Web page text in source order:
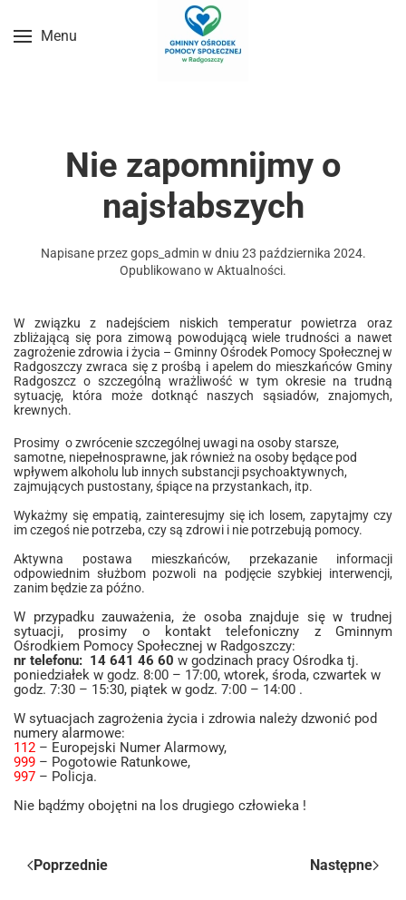
Przejdź do treści głównej
Menu
Nie zapomnijmy o
najsłabszych
Napisane przezgops_admin w dniu 23 października 2024.
Opublikowano w Aktualności.
W związku z nadejściem niskich temperatur powietrza oraz
zbliżającą się pora zimową powodującą wiele trudności a nawet
zagrożenie zdrowia i życia – Gminny Ośrodek Pomocy Społecznej w
Radgoszczy zwraca się z prośbą i apelem do mieszkańców Gminy
Radgoszcz o szczególną wrażliwość w tym okresie na trudną
sytuację, która może dotknąć naszych sąsiadów, znajomych,
krewnych.
Prosimy o zwrócenie szczególnej uwagi na osoby starsze,
samotne, niepełnosprawne, jak również na osoby będące pod
wpływem alkoholu lub innych substancji psychoaktywnych,
zajmujących pustostany, śpiące na przystankach, itp.
Wykażmy się empatią, zainteresujmy się ich losem, zapytajmy czy
im czegoś nie potrzeba, czy są zdrowi i nie potrzebują pomocy.
Aktywna postawa mieszkańców, przekazanie informacji
odpowiednim służbom pozwoli na podjęcie szybkiej interwencji,
zanim będzie za późno.
W przypadku zauważenia, że osoba znajduje się w trudnej
sytuacji, prosimy o kontakt telefoniczny
z Gminnym
Ośrodkiem Pomocy Społecznej w Radgoszczy:
nr telefonu: 14 641 46 60 w godzinach pracy Ośrodka tj.
poniedziałek w godz. 8:00 – 17:00, wtorek, środa, czwartek w
godz. 7:30 – 15:30, piątek w godz. 7:00 – 14:00 .
W sytuacjach zagrożenia życia i zdrowia należy dzwonić pod
numery alarmowe:
112 – Europejski Numer Alarmowy,
999 – Pogotowie Ratunkowe,
997 – Policja.
Nie bądźmy obojętni na los drugiego człowieka !
Poprzednie Następne